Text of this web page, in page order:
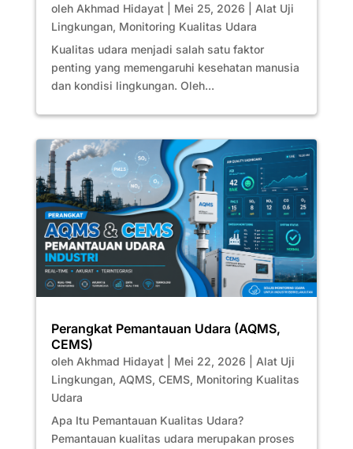
oleh Akhmad Hidayat| Mei 25, 2026
Alat Uji
Lingkungan, Monitoring Kualitas Udara
Kualitas udara menjadi salah satu faktor
penting yang memengaruhi kesehatan manusia
dan kondisi lingkungan. Oleh...
Perangkat Pemantauan Udara (AQMS,
CEMS)
oleh Akhmad Hidayat| Mei 22, 2026
Alat Uji
Lingkungan, AQMS, CEMS, Monitoring Kualitas
Udara
Apa Itu Pemantauan Kualitas Udara?
Pemantauan kualitas udara merupakan proses